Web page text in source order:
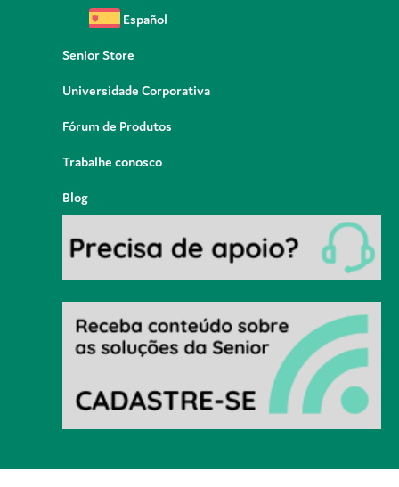
Español
Senior Store
Universidade Corporativa
Fórum de Produtos
Trabalhe conosco
Blog